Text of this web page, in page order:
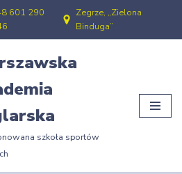
601 290
Zegrze, „Zielona
Binduga”
szkoła sportów